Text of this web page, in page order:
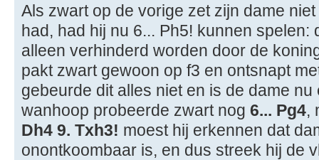
Als zwart op de vorige zet zijn dame
had, had hij nu 6... Ph5! kunnen spelen:
alleen verhinderd worden door de
pakt zwart gewoon op f3 en ontsnapt
gebeurde dit alles niet en is de dame
wanhoop probeerde zwart nog 6... Pg4,
Dh4 9. Txh3! moest hij erkennen dat
onontkoombaar is, en dus streek hij de